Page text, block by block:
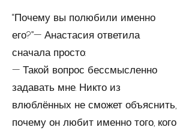
“Почему вы полюбили именно
его?”— Анастасия ответила
сначала просто:
— Такой вопрос бессмысленно
задавать мне. Никто из
влюблённых не сможет объяснить,
почему он любит именно того, кого